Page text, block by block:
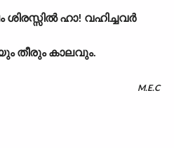
ഹാ! വഹിച്ചവർ
തീരും കാലവും.
M.E.C